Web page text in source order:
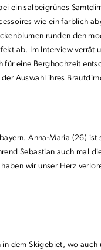
einsalbeigrünes
wie ein farblich
runden den
ab. Im Interview verrät
für eine Berghochzeit
der Auswahl ihres
Anna-Maria (26)
Sebastian auch mal
wir unser Herz
dem Skigebiet, wo